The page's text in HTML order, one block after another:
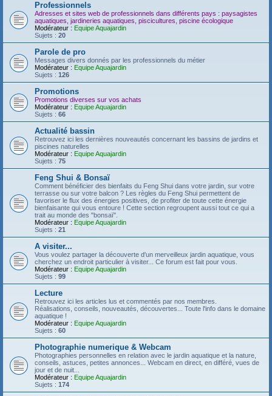
Professionnels
Adresses et sites web de professionnels dans différents pays : paysagistes
aquatiques, jardineries aquatiques, piscicultures, piscine écologique
Modérateur : Equipe Aquajardin
Sujets : 20
Parole de pro
Messages divers donnés par les professionnels du métier
Modérateur : Equipe Aquajardin
Sujets : 126
Promotions
Promotions diverses sur vos achats
Modérateur : Equipe Aquajardin
Sujets : 66
Actualité bassin
Retrouvez ici les dernières nouveautés concernant les bassins de jardins et
piscines naturelles
Modérateur : Equipe Aquajardin
Sujets : 75
Feng Shui & Bonsaï
Comment bénéficier des bienfaits du Feng Shui dans votre jardin, sur votre
terrasse ou sur votre balcon ? Les règles du Feng Shui permettent de
favoriser le flux des énergies positives, de profiter de toute cette énergie
bienfaisante qui vous entoure ! Cette section regroupent aussi tout ce qui a
trait au monde des "bonsaï".
Modérateur : Equipe Aquajardin
Sujets : 21
A visiter...
Vous voulez partager la découverte d'un merveilleux jardin aquatique, vous
cherchez un endroit particulier à visiter... Ce forum est fait pour vous.
Modérateur : Equipe Aquajardin
Sujets : 99
Lecture
Retrouvez ici les articles lus et commentés par nos membres.
Réalisations, conseils, nouveautés, découvertes... Toute l'info dans le domaine
aquatique !
Modérateur : Equipe Aquajardin
Sujets : 60
Photographie numerique & Webcam
Photographies personnelles en relation avec le jardin aquatique et la nature,
conseils, astuces, petites annonces... Webcam en direct, en différé, vues de
jour et de nuit...
Modérateur : Equipe Aquajardin
Sujets : 174